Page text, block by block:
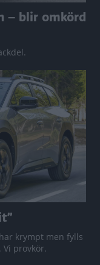
– blir omkörd
krympt men fylls
provkör.